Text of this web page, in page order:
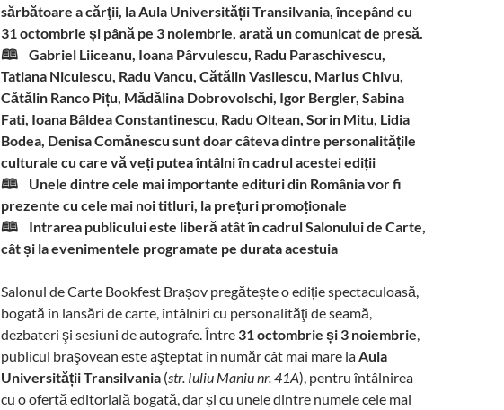
sărbătoare a cărţii, la Aula Universității Transilvania, începând cu
31 octombrie și până pe 3 noiembrie, arată un comunicat de presă.
🕮 Gabriel Liiceanu, Ioana Pârvulescu, Radu Paraschivescu,
Tatiana Niculescu, Radu Vancu, Cătălin Vasilescu, Marius Chivu,
Cătălin Ranco Pițu, Mădălina Dobrovolschi, Igor Bergler, Sabina
Fati, Ioana Bâldea Constantinescu, Radu Oltean, Sorin Mitu, Lidia
Bodea, Denisa Comănescu sunt doar câteva dintre personalitățile
culturale cu care vă veți putea întâlni în cadrul acestei ediții
🕮 Unele dintre cele mai importante edituri din România vor fi
prezente cu cele mai noi titluri, la prețuri promoționale
🕮 Intrarea publicului este liberă atât în cadrul Salonului de Carte,
cât și la evenimentele programate pe durata acestuia
Salonul de Carte Bookfest Brașov pregătește o ediție spectaculoasă,
bogată în lansări de carte, întâlniri cu personalităţi de seamă,
dezbateri şi sesiuni de autografe. Între 31 octombrie și 3 noiembrie,
publicul braşovean este aşteptat în număr cât mai mare laAula
Universității Transilvania (str. Iuliu Maniu nr. 41A), pentru întâlnirea
cu o ofertă editorială bogată, dar și cu unele dintre numele cele mai